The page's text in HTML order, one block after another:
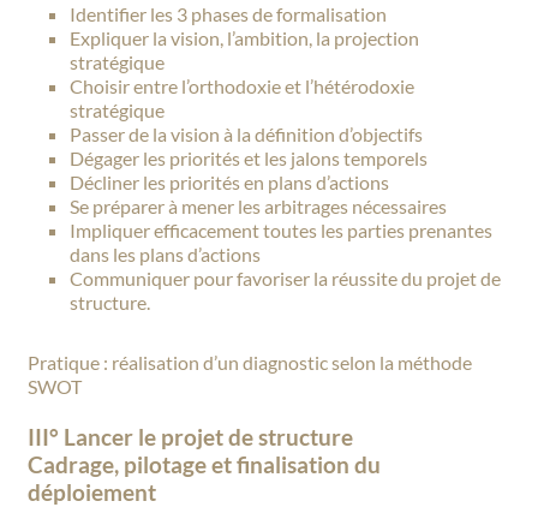
Identifier les 3 phases de formalisation
Expliquer la vision, l’ambition, la projection
stratégique
Choisir entre l’orthodoxie et l’hétérodoxie
stratégique
Passer de la vision à la définition d’objectifs
Dégager les priorités et les jalons temporels
Décliner les priorités en plans d’actions
Se préparer à mener les arbitrages nécessaires
Impliquer efficacement toutes les parties prenantes
dans les plans d’actions
Communiquer pour favoriser la réussite du projet de
structure.
Pratique : réalisation d’un diagnostic selon la méthode
SWOT
III° Lancer le projet de structure
Cadrage, pilotage et finalisation du
déploiement